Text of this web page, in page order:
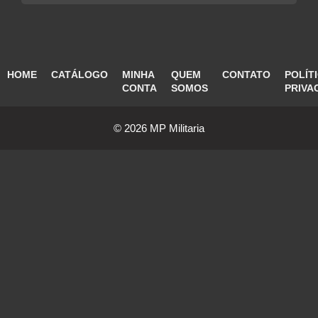
HOME CATÁLOGO
MINHA
CONTA
QUEM
SOMOS
CONTATO
© 2026 MP Militaria